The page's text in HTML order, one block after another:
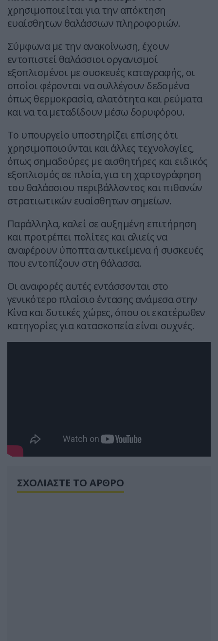
χρησιμοποιείται για την απόκτηση
ευαίσθητων θαλάσσιων πληροφοριών.
Σύμφωνα με την ανακοίνωση, έχουν
εντοπιστεί θαλάσσιοι οργανισμοί
εξοπλισμένοι με συσκευές καταγραφής, οι
οποίοι φέρονται να συλλέγουν δεδομένα
όπως θερμοκρασία, αλατότητα και ρεύματα
και να τα μεταδίδουν μέσω δορυφόρου.
Το υπουργείο υποστηρίζει επίσης ότι
χρησιμοποιούνται και άλλες τεχνολογίες,
όπως σημαδούρες με αισθητήρες και ειδικός
εξοπλισμός σε πλοία, για τη χαρτογράφηση
του θαλάσσιου περιβάλλοντος και πιθανών
στρατιωτικών ευαίσθητων σημείων.
Παράλληλα, καλεί σε αυξημένη επιτήρηση
και προτρέπει πολίτες και αλιείς να
αναφέρουν ύποπτα αντικείμενα ή συσκευές
που εντοπίζουν στη θάλασσα.
Οι αναφορές αυτές εντάσσονται στο
γενικότερο πλαίσιο έντασης ανάμεσα στην
Κίνα και δυτικές χώρες, όπου οι εκατέρωθεν
κατηγορίες για κατασκοπεία είναι συχνές.
ΣΧΟΛΙΑΣΤΕ ΤΟ ΑΡΘΡΟ